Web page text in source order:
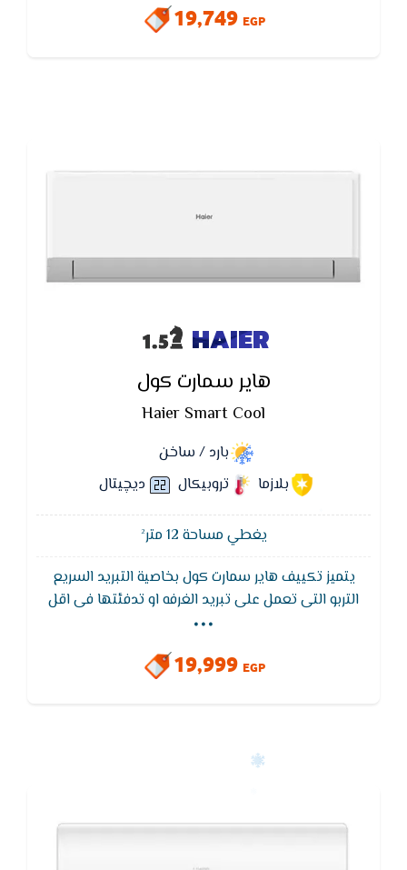
التكييف و الغرفه
19,749 EGP
HAIER
هاير سمارت كول
Haier Smart Cool
بارد / ساخن
بلازما
تروبيكال ديچيتال
يغطي مساحة 12 متر²
يتميز تكييف هاير سمارت كول بخاصية التبريد السريع
التربو التى تعمل على تبريد الغرفه او تدفئتها فى اقل
وقت مما يؤدى إلى استهلاك كهرباء اقل ويتميز ايضا
الكهرباء ويعمل على اقل ضغط للكهرباء بالاضافه إلى
...
19,999 EGP